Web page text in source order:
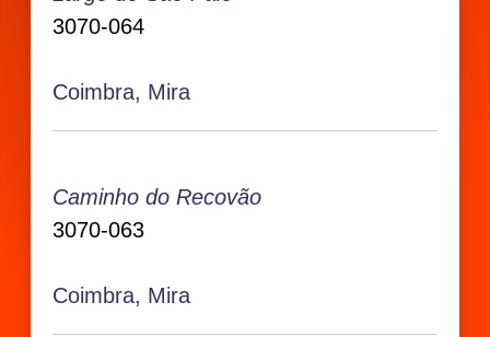
3070-064
Coimbra, Mira
Caminho do Recovão
3070-063
Coimbra, Mira